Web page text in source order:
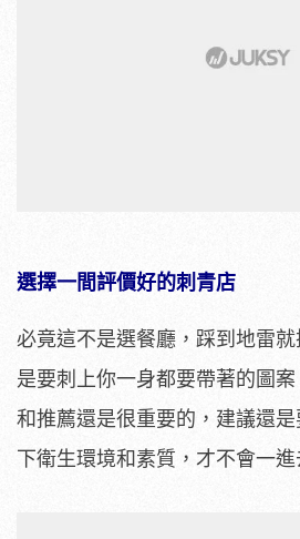
選擇一間評價好的刺青店
必竟這不是選餐廳，踩到地雷就
是要刺上你一身都要帶著的圖
和推薦還是很重要的，建議還
下衛生環境和素質，才不會一